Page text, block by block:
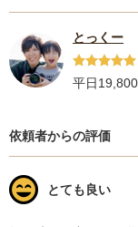
とっくー
平日
依頼者からの評価
とても良い